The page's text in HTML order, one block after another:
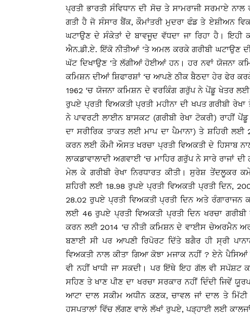
ਪ੍ਰਤੀ ਭਾਰਤੀ ਸੰਵਿਧਾਨ ਦੀ ਸੋਚ ਤੇ ਸਾਮਰਾਜੀ ਸਰਮਾਏ
ਗਤੀ ਹੈ ਜੋ ਸੰਸਾਰ ਬੈਂਕ, ਕੌਮਾਂਤਰੀ ਮੁਦਰਾ ਫੰਡ ਤੇ ਏਸ਼ੀਅਨ
ਘਟਾਉਣ ਦੇ ਸੰਕੇਤਾਂ ਦੇ ਬਾਵਜੂਦ ਵੱਧਦਾ ਜਾ ਰਿਹਾ ਹੈ। ਇਹੀ
ਐਨ.ਡੀ.ਏ. ਇੱਕੋ ਨੀਤੀਆਂ ‘ਤੇ ਅਮਲ ਕਰਕੇ ਗਰੀਬੀ ਘਟਾਉਣ
ਘੱਟ ਦਿਖਾਉਣ ‘ਤੇ ਲੱਗੀਆਂ ਹੋਈਆਂ ਹਨ। ਹਰ ਨਵਾਂ ਯੋਜਨਾ
ਕਮਿਸ਼ਨ ਦੀਆਂ ਸ਼ਿਫਾਰਸ਼ਾਂ ‘ਚ ਆਪਣੇ ਠੀਕ ਬੈਠਦਾ ਹੇਰ ਫੇਰ
1962 ‘ਚ ਯੋਜਨਾ ਕਮਿਸ਼ਨ ਦੇ ਵਰਕਿੰਗ ਗਰੁੱਪ ਨੇ ਪੇਂਡੂ ਖੇਤਰ
ਰੁਪਏ ਪ੍ਰਤੀ ਵਿਅਕਤੀ ਪ੍ਰਤੀ ਮਹੀਨਾ ਦੀ ਖਪਤ ਗਰੀਬੀ
ਨੇ ਪਾਵਰਟੀ ਲਾਈਨ ਬਾਸਕਟ (ਗਰੀਬੀ ਰੇਖਾ ਟੋਕਰੀ) ਰਾਹੀਂ
ਦਾ ਸਰੀਰਿਕ ਤਾਕਤ ਲਈ ਮਾਪ ਦਾ ਪੈਮਾਨਾ) ਤੇ ਸ਼ਹਿਰੀ ਲਈ
ਕਰਨ ਲਈ ਕੌਮੀ ਔਸਤ ਖਰਚਾ ਪ੍ਰਤੀ ਵਿਅਕਤੀ ਦੇ ਹਿਸਾਬ
ਲਾਕਡਾਵਾਲਾਦੀ ਅਗਵਾਈ ‘ਚ ਮਾਹਿਰ ਗਰੁੱਪ ਨੇ ਸਾਰੇ ਰਾਜਾਂ
ਮੇਲ ਕੇ ਗਰੀਬੀ ਰੇਖਾ ਨਿਰਧਾਰਤ ਕੀਤੀ। ਸੁਰੇਸ਼ ਤੇਂਦਲੂਕਰ
ਸ਼ਹਿਰੀ ਲਈ 18.98 ਰੁਪਏ ਪ੍ਰਤੀ ਵਿਅਕਤੀ ਪ੍ਰਤੀ ਦਿਨ,
28.02 ਰੁਪਏ ਪ੍ਰਤੀ ਵਿਅਕਤੀ ਪ੍ਰਤੀ ਦਿਨ ਅਤੇ
ਲਈ 46 ਰੁਪਏ ਪ੍ਰਤੀ ਵਿਅਕਤੀ ਪ੍ਰਤੀ ਦਿਨ ਖਰਚਾ
ਕਰਨ ਲਈ 2014 ‘ਚ ਨੀਤੀ ਕਮਿਸ਼ਨ ਦੇ ਵਾਈਸ ਚੇਅਰਮੈਨ
ਬਣਾਈ ਸੀ ਪਰ ਆਪਣੀ ਰਿਪੋਰਟ ਦਿੱਤੇ ਬਗੈਰ ਹੀ ਸ੍ਰੀ
ਵਿਅਕਤੀ ਨਾਲ ਕੀਤਾ ਗਿਆ ਕੋਝਾ ਮਜਾਕ ਨਹੀਂ ? ਏਨੇ
ਵੀ ਨਹੀਂ ਖਾਧੀ ਜਾ ਸਕਦੀ। ਪਰ ਇੱਥੇ ਇਹ ਗੱਲ ਵੀ ਸਪੱਸ਼ਟ
ਸਹਿਣ ਤੇ ਖਾਣ ਪੀਣ ਦਾ ਖਰਚਾ ਸਰਕਾਰ ਨਹੀਂ ਦਿੰਦੀ ਜਿਵੇਂ
ਆਟਾ ਦਾਲ ਸਕੀਮ ਅਧੀਨ ਕਣਕ, ਚਾਵਲ ਜਾਂ ਦਾਲ ਤੇ ਮਿੱਟੀ
ਹਸਪਤਾਲਾਂ ਵਿੱਚ ਲੱਗਣ ਵਾਲੇ ਲੱਖਾਂ ਰੁਪਏ, ਪੜ੍ਹਾਈ ਲਈ